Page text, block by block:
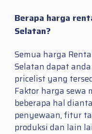
Berapa harga
Selatan?
Semua harga
Selatan dapat
pricelist yang
Faktor harga sewa
beberapa hal
penyewaan, fitur
produksi dan lain